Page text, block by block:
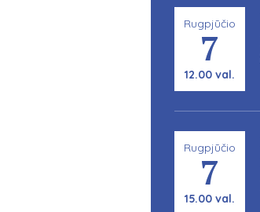
Rugpjūčio
7
12.00 val.
Rugpjūčio
7
15.00 val.